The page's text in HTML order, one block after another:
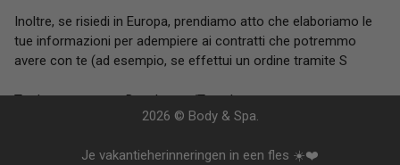
Inoltre, se risiedi in Europa, prendiamo atto che elaboriamo le
tue informazioni per adempiere ai contratti che potremmo
avere con te (ad esempio, se effettui un ordine tramite S
Tradotto con www.DeepL.com/Translator
2026 © Body & Spa.
Je vakantieherinneringen in een fles ☀️❤️